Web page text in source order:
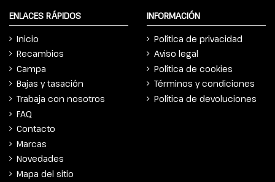
ENLACES RÁPIDOS
Inicio
Recambios
Campa
Bajas y tasación
Trabaja con nosotros
FAQ
Contacto
Marcas
Novedades
Mapa del sitio
INFORMACIÓN
Política de privacidad
Aviso legal
Política de cookies
Términos y condiciones
Política de devoluciones